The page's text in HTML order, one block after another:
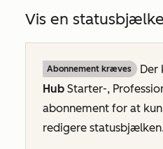
Vis en statusbjælke
Abonnement kræves Der
Hub Starter-,
abonnement for at
redigere